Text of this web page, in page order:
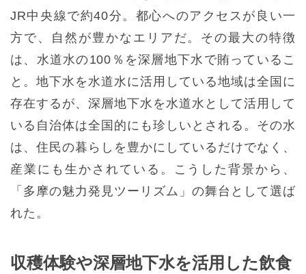
JR中央線で約40分。都心へのアクセスが良い一
方で、自然が豊かなエリアだ。その最大の特徴
は、水道水の100％を深層地下水で賄っているこ
と。地下水を水道水に活用している地域は全国に
存在するが、深層地下水を水道水として活用して
いる自治体は全国的にも珍しいとされる。その水
は、住民の暮らしを豊かにしているだけでなく、
産業にも生かされている。こうした背景から、
「多摩の魅力発見ツーリズム」の舞台として選ば
れた。
収穫体験や深層地下水を活用した飲食